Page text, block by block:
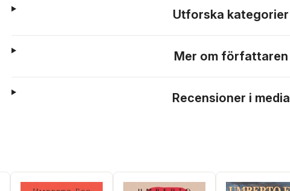
Utforska kategorier
Mer om författaren
Recensioner i media